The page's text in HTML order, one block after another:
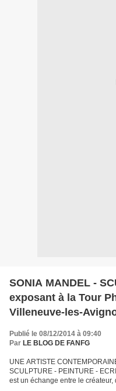
SONIA MANDEL - SCULPTEUR - Sonia Mandel
exposant à la Tour
Villeneuve-les-
Publié le 08/12/2014 à 09:40
Par LE BLOG DE FANFG
UNE ARTISTE
SCULPTURE - PEINTURE -
est un échange entre le